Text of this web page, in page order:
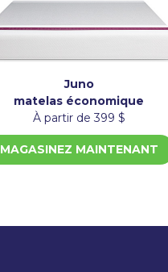
Juno
matelas économique
À partir de 399 $
MAGASINEZ MAINTENANT